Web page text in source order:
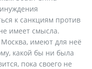
к санкциям против
имеет смысла.
имеют для неё
какой бы ни была
пока своего не